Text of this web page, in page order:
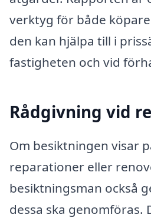
verktyg för både
den kan hjälpa till i
fastigheten och vid
Rådgivning vid
Om besiktningen visar
reparationer eller
besiktningsman också
dessa ska genomföras.